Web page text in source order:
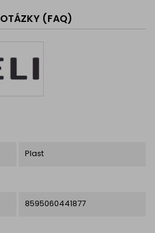
si ľahko vyberiete podľa
vášho nábytku. Montáž je
jednoduchá – v balení...
OTÁZKY (FAQ)
Plast
8595060441877